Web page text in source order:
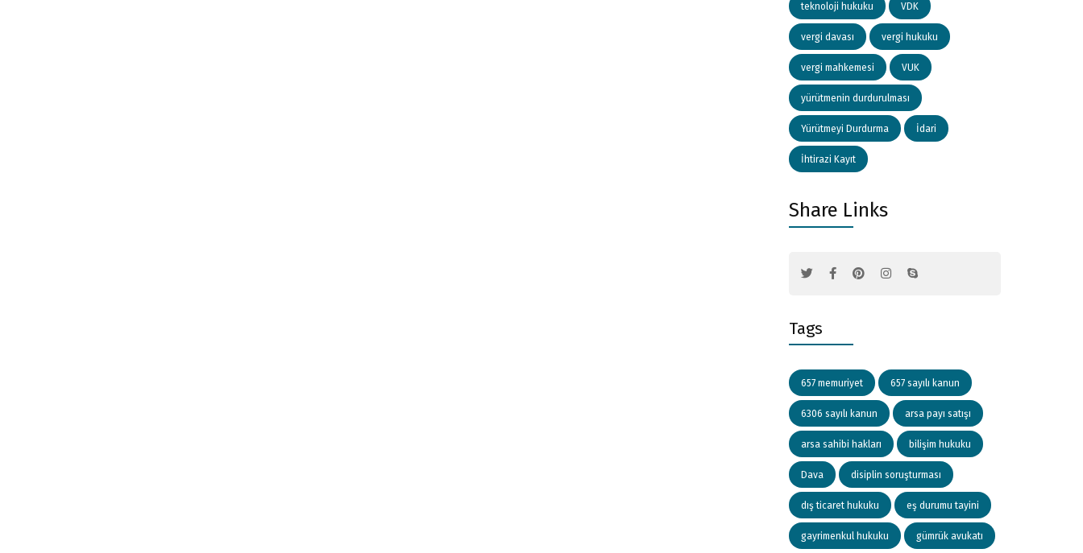
teknoloji hukuku VDK
vergi davası vergi hukuku
vergi mahkemesi VUK
yürütmenin durdurulması
Yürütmeyi Durdurma İdari
İhtirazi Kayıt
Share Links
Tags
657 memuriyet 657 sayılı kanun
6306 sayılı kanun arsa payı satışı
arsa sahibi hakları bilişim hukuku
Dava disiplin soruşturması
dış ticaret hukuku eş durumu tayini
gayrimenkul hukuku gümrük avukatı